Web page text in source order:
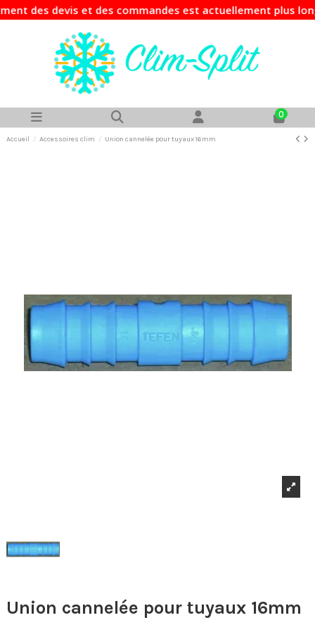
devis et des commandes est actuellement plus
0
Accueil Accessoires clim Union cannelée pour tuyaux 16mm
Union cannelée pour tuyaux 16mm